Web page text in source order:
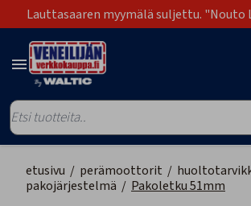
Lauttasaaren myymälä suljettu. "Nouto
poistunut
etusivu / perämoottorit /
pakojärjestelmä / Pakoletku 51mm